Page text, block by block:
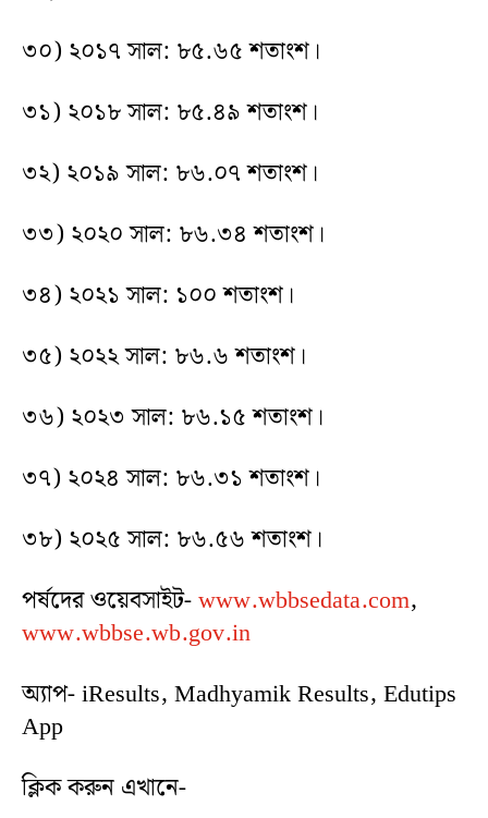
৩০) ২০১৭ সাল: ৮৫.৬৫ শতাংশ।
৩১) ২০১৮ সাল: ৮৫.৪৯ শতাংশ।
৩২) ২০১৯ সাল: ৮৬.০৭ শতাংশ।
৩৩) ২০২০ সাল: ৮৬.৩৪ শতাংশ।
৩৪) ২০২১ সাল: ১০০ শতাংশ।
৩৫) ২০২২ সাল: ৮৬.৬ শতাংশ।
৩৬) ২০২৩ সাল: ৮৬.১৫ শতাংশ।
৩৭) ২০২৪ সাল: ৮৬.৩১ শতাংশ।
৩৮) ২০২৫ সাল: ৮৬.৫৬ শতাংশ।
পর্ষদের ওয়েবসাইট-www.wbbsedata.com,
www.wbbse.wb.gov.in
অ্যাপ- iResults, Madhyamik Results, Edutips
App
ক্লিক করুন এখানে-